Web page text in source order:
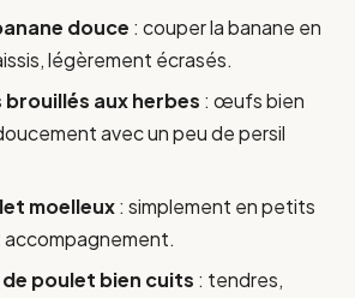
douce : couper la banane en
légèrement écrasés.
aux herbes : œufs bien
avec un peu de persil
moelleux: simplement en petits
poulet bien cuits : tendres,